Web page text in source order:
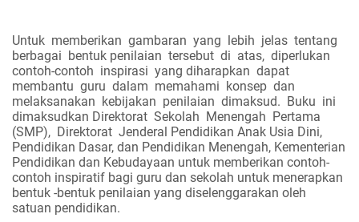
Untuk memberikan gambaran yang lebih jelas tentang
berbagai bentuk penilaian tersebut di atas, diperlukan
contoh-contoh inspirasi yang diharapkan dapat
membantu guru dalam memahami konsep dan
melaksanakan kebijakan penilaian dimaksud. Buku ini
dimaksudkan Direktorat Sekolah Menengah Pertama
(SMP), Direktorat Jenderal Pendidikan Anak Usia Dini,
Pendidikan Dasar, dan Pendidikan Menengah, Kementerian
Pendidikan dan Kebudayaan untuk memberikan contoh-
contoh inspiratif bagi guru dan sekolah untuk menerapkan
bentuk -bentuk penilaian yang diselenggarakan oleh
satuan pendidikan.